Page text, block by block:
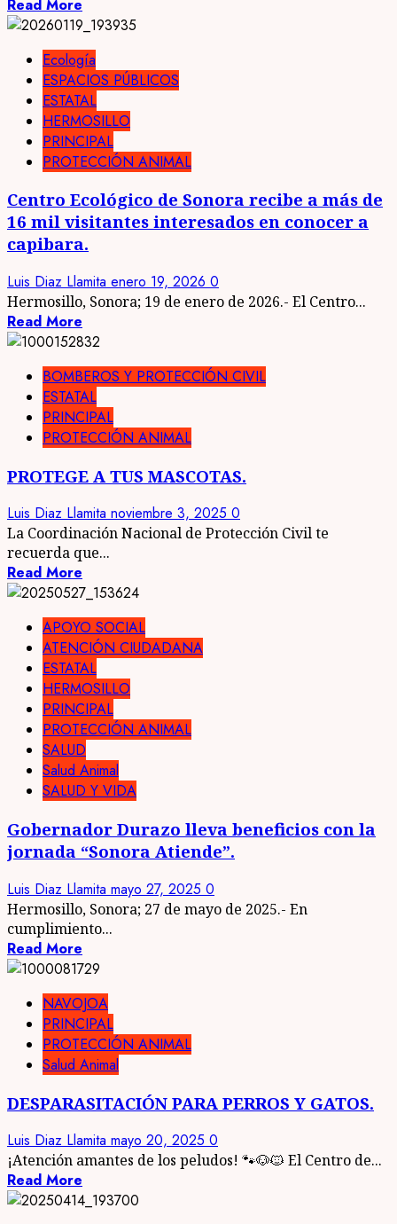
Read More
Ecología
ESPACIOS PÚBLICOS
ESTATAL
HERMOSILLO
PRINCIPAL
PROTECCIÓN ANIMAL
Centro Ecológico de Sonora recibe a más de
16 mil visitantes interesados en conocer a
capibara.
Luis Diaz Llamita enero 19, 2026 0
Hermosillo, Sonora; 19 de enero de 2026.- El Centro...
Read More
BOMBEROS Y PROTECCIÓN CIVIL
ESTATAL
PRINCIPAL
PROTECCIÓN ANIMAL
PROTEGE A TUS MASCOTAS.
Luis Diaz Llamita noviembre 3, 2025 0
La Coordinación Nacional de Protección Civil te
recuerda que...
Read More
APOYO SOCIAL
ATENCIÓN CIUDADANA
ESTATAL
HERMOSILLO
PRINCIPAL
PROTECCIÓN ANIMAL
SALUD
Salud Animal
SALUD Y VIDA
Gobernador Durazo lleva beneficios con la
jornada “Sonora Atiende”.
Luis Diaz Llamita mayo 27, 2025 0
Hermosillo, Sonora; 27 de mayo de 2025.- En
cumplimiento...
Read More
NAVOJOA
PRINCIPAL
PROTECCIÓN ANIMAL
Salud Animal
DESPARASITACIÓN PARA PERROS Y GATOS.
Luis Diaz Llamita mayo 20, 2025 0
¡Atención amantes de los peludos! 🐾🐶🐱 El Centro de...
Read More